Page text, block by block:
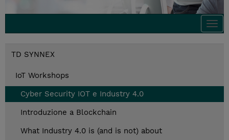
TD SYNNEX
IoT Workshops
Cyber Security IOT e Industry 4.0
Introduzione a Blockchain
What Industry 4.0 is (and is not) about